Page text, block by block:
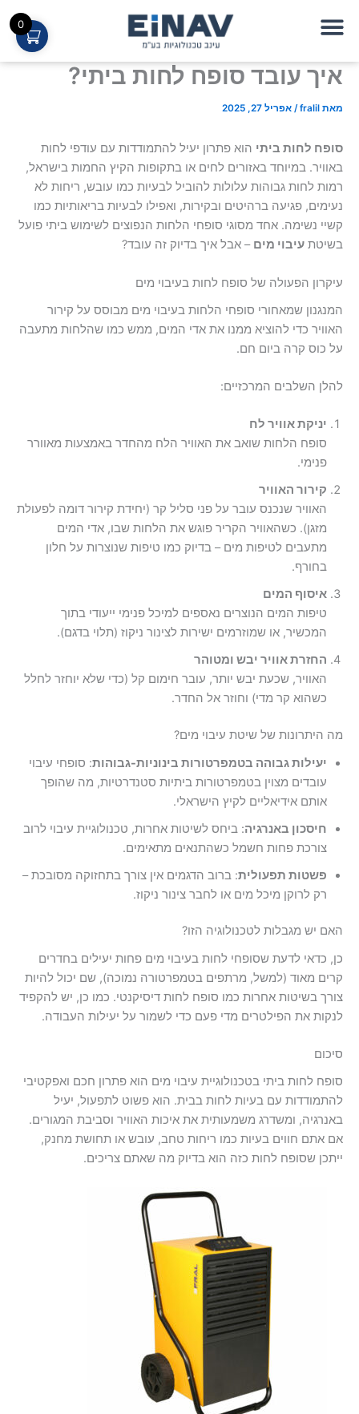
לתוכן
איך עובד סופח לחות ביתי?
מאת fralil
/ אפריל 27, 2025
סופח לחות ביתי הוא פתרון יעיל להתמודדות עם עודפי לחות
באוויר. במיוחד באזורים לחים או בתקופות הקיץ החמות בישראל,
רמות לחות גבוהות עלולות להוביל לבעיות כמו עובש, ריחות לא
נעימים, פגיעה ברהיטים ובקירות, ואפילו לבעיות בריאותיות כמו
קשיי נשימה. אחד מסוגי סופחי הלחות הנפוצים לשימוש ביתי פועל
בשיטת עיבוי מים – אבל איך בדיוק זה עובד?
עיקרון הפעולה של סופח לחות בעיבוי מים
המנגנון שמאחורי סופחי הלחות בעיבוי מים מבוסס על קירור
האוויר כדי להוציא ממנו את אדי המים, ממש כמו שהלחות מתעבה
על כוס קרה ביום חם.
להלן השלבים המרכזיים:
יניקת אוויר לח
סופח הלחות שואב את האוויר הלח מהחדר באמצעות מאוורר
פנימי.
קירור האוויר
האוויר שנכנס עובר על פני סליל קר (יחידת קירור דומה לפעולת
מזגן). כשהאוויר הקריר פוגש את הלחות שבו, אדי המים
מתעבים לטיפות מים – בדיוק כמו טיפות שנוצרות על חלון
בחורף.
איסוף המים
טיפות המים הנוצרים נאספים למיכל פנימי ייעודי בתוך
המכשיר, או שמוזרמים ישירות לצינור ניקוז (תלוי בדגם).
החזרת אוויר יבש ומטוהר
האוויר, שכעת יבש יותר, עובר חימום קל (כדי שלא יוחזר לחלל
כשהוא קר מדי) וחוזר אל החדר.
מה היתרונות של שיטת עיבוי מים?
יעילות גבוהה בטמפרטורות בינוניות-גבוהות: סופחי עיבוי
עובדים מצוין בטמפרטורות ביתיות סטנדרטיות, מה שהופך
אותם אידיאליים לקיץ הישראלי.
חיסכון באנרגיה: ביחס לשיטות אחרות, טכנולוגיית עיבוי לרוב
צורכת פחות חשמל כשהתנאים מתאימים.
פשטות תפעולית: ברוב הדגמים אין צורך בתחזוקה מסובכת –
רק לרוקן מיכל מים או לחבר צינור ניקוז.
האם יש מגבלות לטכנולוגיה הזו?
כן, כדאי לדעת שסופחי לחות בעיבוי מים פחות יעילים בחדרים
קרים מאוד (למשל, מרתפים בטמפרטורה נמוכה), שם יכול להיות
צורך בשיטות אחרות כמו סופח לחות דיסיקנטי. כמו כן, יש להקפיד
לנקות את הפילטרים מדי פעם כדי לשמור על יעילות העבודה.
סיכום
סופח לחות ביתי בטכנולוגיית עיבוי מים הוא פתרון חכם ואפקטיבי
להתמודדות עם בעיות לחות בבית. הוא פשוט לתפעול, יעיל
באנרגיה, ומשדרג משמעותית את איכות האוויר וסביבת המגורים.
אם אתם חווים בעיות כמו ריחות טחב, עובש או תחושת מחנק,
ייתכן שסופח לחות כזה הוא בדיוק מה שאתם צריכים.
0